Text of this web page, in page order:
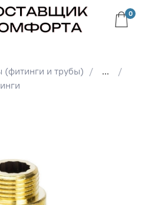
0
(фитинги и трубы)
...